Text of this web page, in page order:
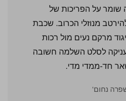
שומר על הפריכות של
מנוזלי הכרוב. שכבת
מרקם נעים מול רכות
לסלט השלמה חשובה
חד-ממדי מדי.
נחום'